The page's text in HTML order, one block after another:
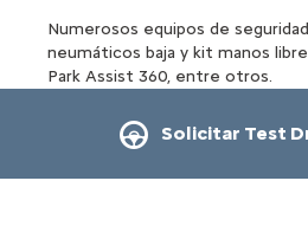
Numerosos equipos de
neumáticos baja y kit manos
Park Assist 360, entre otros.
Solicitar Test